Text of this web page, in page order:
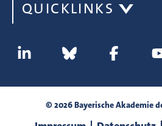
QUICKLINKS
© 2026 Bayerische Akademie